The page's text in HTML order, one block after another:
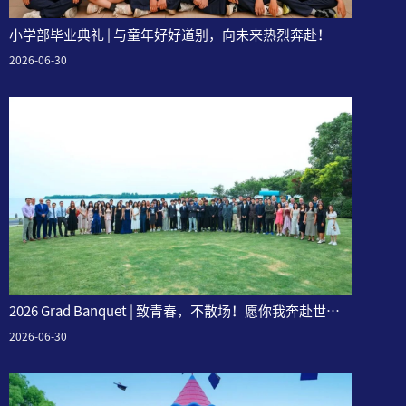
小学部毕业典礼 | 与童年好好道别，向未来热烈奔赴！
2026-06-30
2026 Grad Banquet | 致青春，不散场！愿你我奔赴世
界，灿若星辰~
2026-06-30